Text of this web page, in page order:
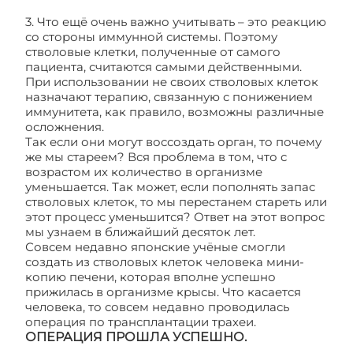
3. Что ещё очень важно учитывать – это реакцию
со стороны иммунной системы. Поэтому
стволовые клетки, полученные от самого
пациента, считаются самыми действенными.
При использовании не своих стволовых клеток
назначают терапию, связанную с понижением
иммунитета, как правило, возможны различные
осложнения.
Так если они могут воссоздать орган, то почему
же мы стареем? Вся проблема в том, что с
возрастом их количество в организме
уменьшается. Так может, если пополнять запас
стволовых клеток, то мы перестанем стареть или
этот процесс уменьшится? Ответ на этот вопрос
мы узнаем в ближайший десяток лет.
Совсем недавно японские учёные смогли
создать из стволовых клеток человека мини-
копию печени, которая вполне успешно
прижилась в организме крысы. Что касается
человека, то совсем недавно проводилась
операция по трансплантации трахеи.
ОПЕРАЦИЯ ПРОШЛА УСПЕШНО.